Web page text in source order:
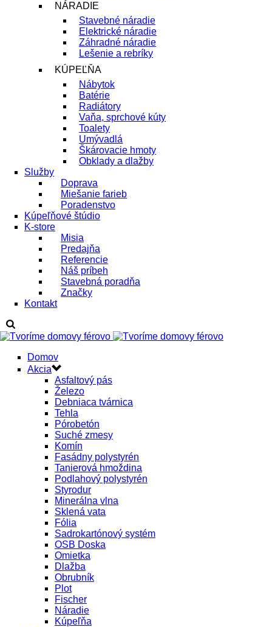
NÁRADIE
Stavebné náradie
Elektrické náradie
Záhradné náradie
Lešenie a rebríky
KÚPEĽŇA
Nábytok
Batérie
Radiátory
Vaňa, sprchové kúty
Toalety
Umývadlá
Škárovacie hmoty
Obklady a dlažby
Služby
Doprava
Miešanie farieb
Poradenstvo
Kúpeľňové štúdio
K-store
Misia
Predajňa
Referencie
Náš príbeh
Stavebná poradňa
Značky
Kontakt
Domov
Akcia
Asfaltový pás
Železo
Debniaca tvárnica
Tehla
Pórobetón
Suché zmesy
Komín
Fasádny polystyrén
Tanierová hmoždina
Podlahový polystyrén
Styrodur
Minerálna vlna
Sklená vata
Fólia
Sadrokartónový systém
OSB Doska
Omietka
Dlažba
Obrubník
Plot
Fischer
Náradie
Kúpeľňa